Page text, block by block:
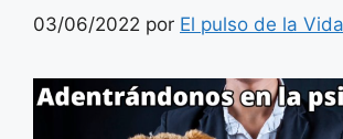
03/06/2022 por El pulso de la Vida